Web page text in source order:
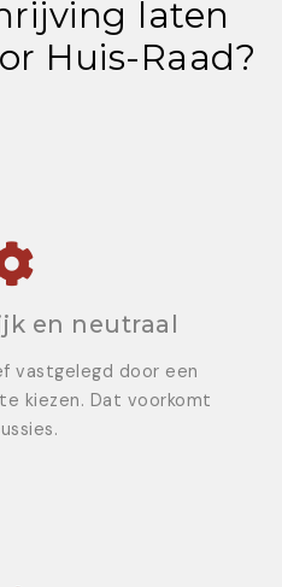
laten
Huis-Raad?
en neutraal
vastgelegd door een
kiezen. Dat voorkomt